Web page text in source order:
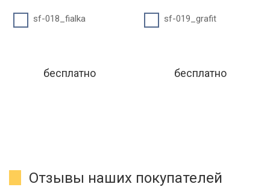
sf-018_fialka
бесплатно
sf-019_grafit
бесплатно
Отзывы наших покупателей